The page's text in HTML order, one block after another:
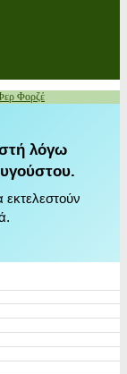
Φορζέ
λόγω